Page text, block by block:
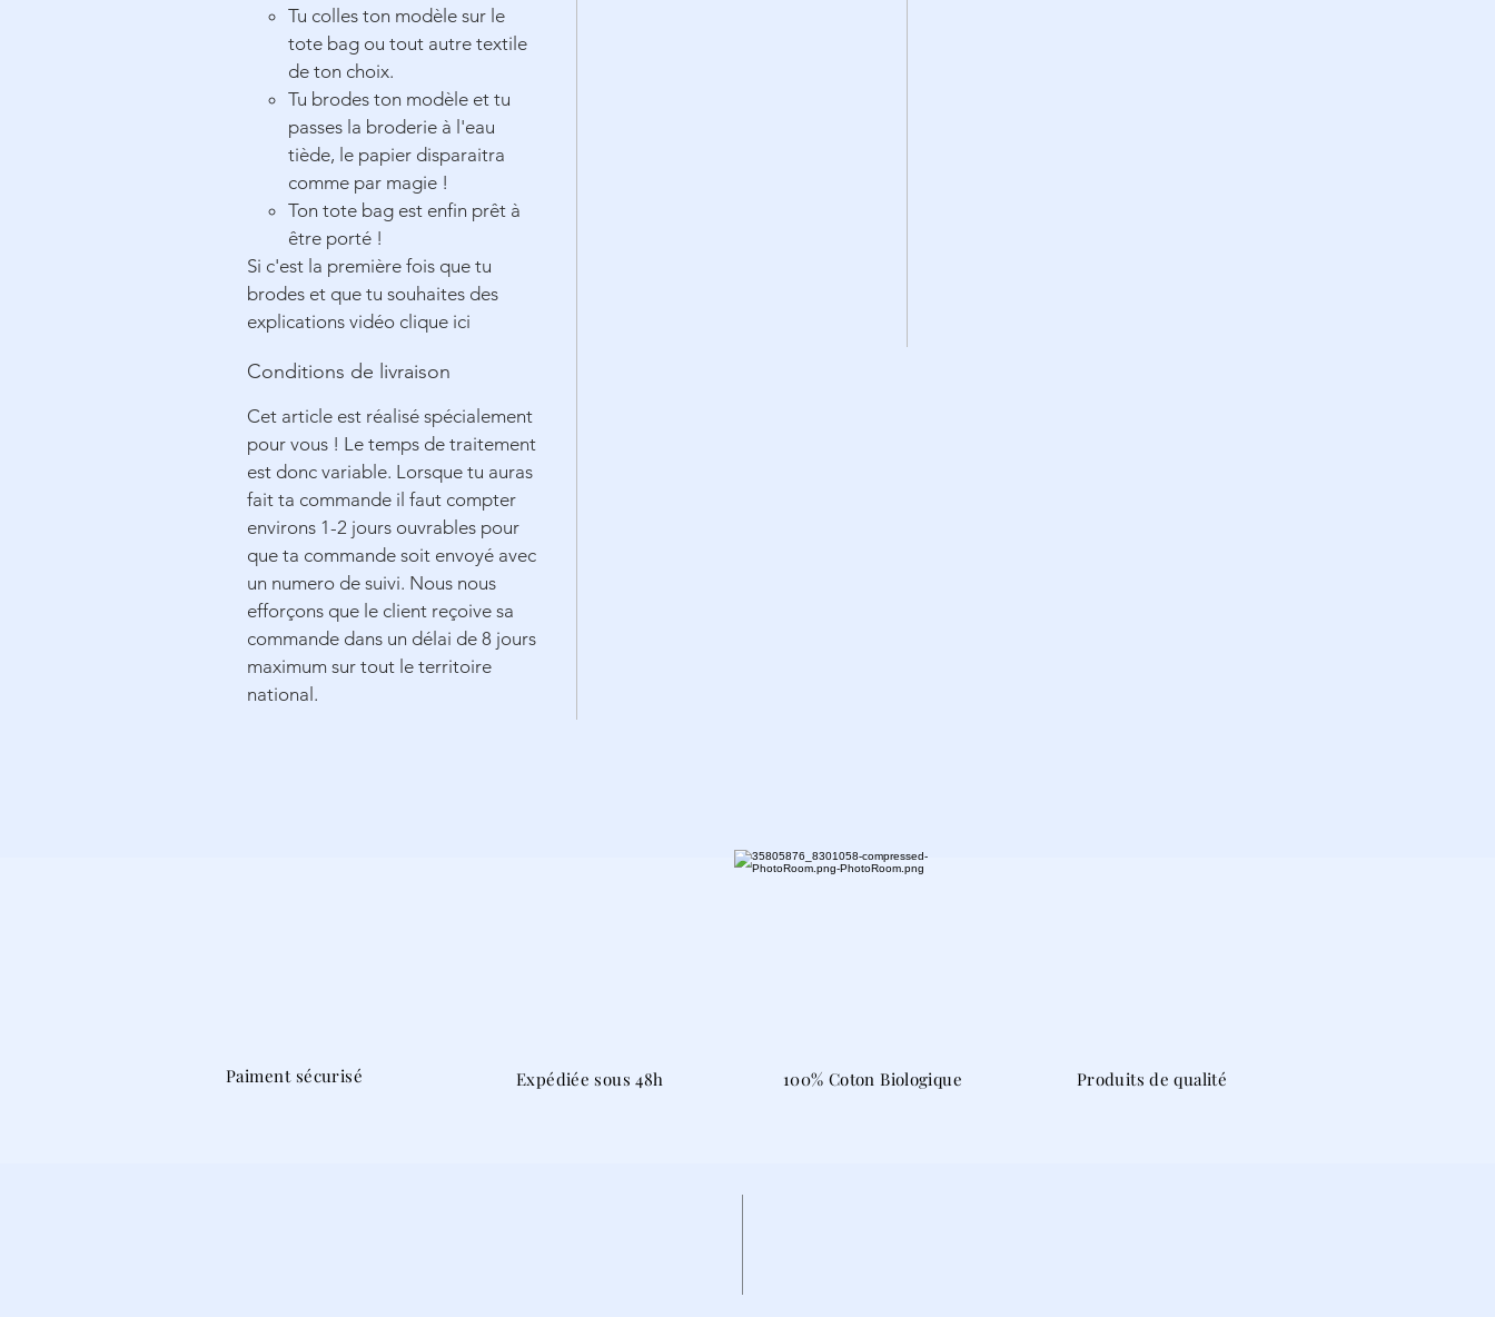
Tu colles ton modèle sur le
tote bag ou tout autre textile
de ton choix.
Tu brodes ton modèle et tu
passes la broderie à l'eau
tiède, le papier disparaitra
comme par magie !
Ton tote bag est enfin prêt à
être porté !
Si c'est la première fois que tu
brodes et que tu souhaites des
explications vidéo clique ici
Conditions de livraison
Cet article est réalisé spécialement
pour vous ! Le temps de traitement
est donc variable. Lorsque tu auras
fait ta commande il faut compter
environs 1-2 jours ouvrables pour
que ta commande soit envoyé avec
un numero de suivi. Nous nous
efforçons que le client reçoive sa
commande dans un délai de 8 jours
maximum sur tout le territoire
national.
Paiment sécurisé Expédiée sous 48h 100% Coton Biologique Produits de qualité